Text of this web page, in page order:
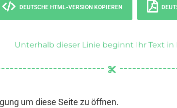
DEUTSCHE HTML-VERSION KOPIEREN
Unterhalb dieser Linie beginnt Ihr Text in
um diese Seite zu öffnen.